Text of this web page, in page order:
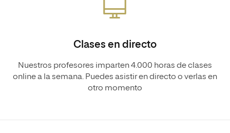
Clases en directo
Nuestros profesores imparten 4.000 horas de clases
online a la semana. Puedes asistir en directo o verlas en
otro momento